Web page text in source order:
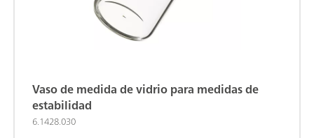
Vaso de medida de vidrio para medidas de
estabilidad
6.1428.030